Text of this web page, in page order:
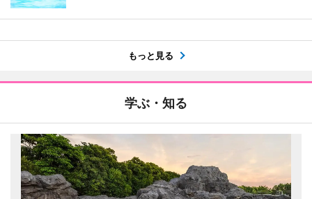
もっと見る
学ぶ・知る